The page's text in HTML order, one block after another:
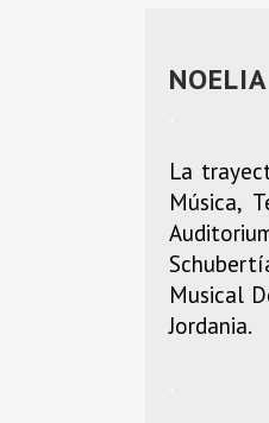
La
Música,
Musical
Jordania.